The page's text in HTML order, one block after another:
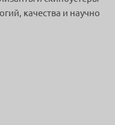
качества и научно